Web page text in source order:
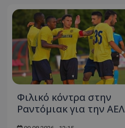
Φιλικό κόντρα στην
Ραντόμιακ για την ΑΕΛ